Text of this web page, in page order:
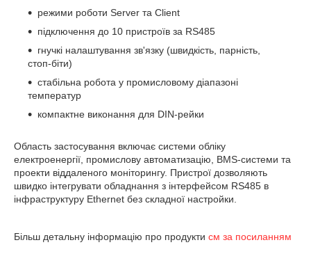
режими роботи Server та Client
підключення до 10 пристроїв за RS485
гнучкі налаштування зв'язку (швидкість, парність,
стоп-біти)
стабільна робота у промисловому діапазоні
температур
компактне виконання для DIN-рейки
Область застосування включає системи обліку
електроенергії, промислову автоматизацію, BMS-системи та
проекти віддаленого моніторингу. Пристрої дозволяють
швидко інтегрувати обладнання з інтерфейсом RS485 в
інфраструктуру Ethernet без складної настройки.
Більш детальну інформацію про продукти см за посиланням